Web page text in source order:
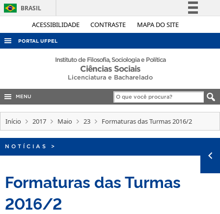
ACESSIBILIDADE CONTRASTE MAPA DO SITE
BRASIL
Simplifique!
Acesso à informação
Canais
PORTAL UFPEL
ACESSO À INFORMAÇÃO
EDITAIS
Instituto de Filosofia, Sociologia e Política
Ciências Sociais
Licenciatura e Bacharelado
MENU
Início 2017 Maio 23 Formaturas das Turmas 2016/2
NOTÍCIAS >
Formaturas das Turmas
2016/2